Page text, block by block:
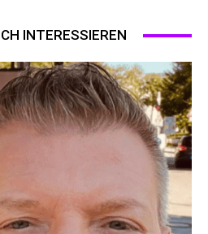
INTERESSIEREN